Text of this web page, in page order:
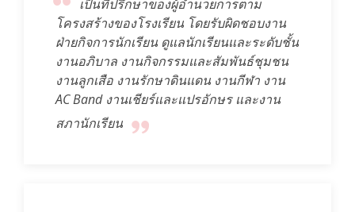
เป็นที่ปรึกษาของผู้อำนวยการตาม
โครงสร้างของโรงเรียน โดยรับผิดชอบงาน
ฝ่ายกิจการนักเรียน ดูแลนักเรียนและระดับชั้น
งานอภิบาล งานกิจกรรมและสัมพันธ์ชุมชน
งานลูกเสือ งานรักษาดินแดน งานกีฬา งาน
AC Band งานเชียร์และแปรอักษร และงาน
สภานักเรียน